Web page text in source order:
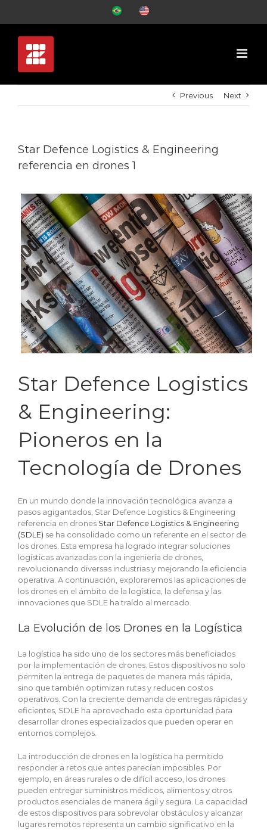
PT-
EN-
Previous Next
Star Defence Logistics & Engineering
referencia en drones 1
Star Defence Logistics
& Engineering:
Pioneros en la
Tecnología de Drones
En un mundo donde la innovación tecnológica avanza a
pasos agigantados, Star Defence Logistics & Engineering
referencia en drones Star Defence Logistics & Engineering
(SDLE) se ha consolidado como un referente en el sector de
los drones. Esta empresa ha logrado integrar soluciones
logísticas avanzadas con la ingeniería de drones,
revolucionando diversas industrias y mejorando la eficiencia
operativa. A continuación, exploraremos las aplicaciones de
los drones en el ámbito de la logística, la defensa y las
innovaciones que SDLE ha traído al mercado.
La Evolución de los Drones en la Logística
La logística ha sido uno de los sectores más beneficiados
por la implementación de drones. Estos dispositivos no solo
permiten la entrega de paquetes de manera más rápida,
sino que también optimizan rutas y reducen costos
operativos. Con la creciente demanda de entregas rápidas y
eficientes, SDLE ha aprovechado esta oportunidad para
desarrollar drones especializados que pueden operar en
entornos complejos.
La introducción de drones en la logística ha permitido
responder a retos que antes parecían imposibles. Por
ejemplo, en áreas rurales o de difícil acceso, los drones
pueden entregar suministros médicos, alimentos y otros
productos esenciales de manera ágil y segura. La capacidad
de estos dispositivos para sobrevolar obstáculos y alcanzar
lugares remotos representa un cambio significativo en la